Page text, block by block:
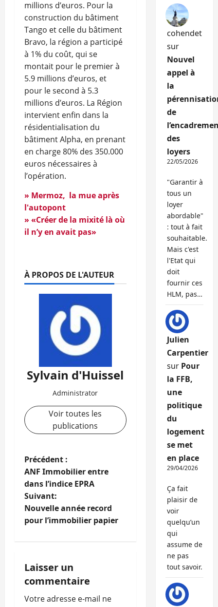
millions d’euros. Pour la
construction du bâtiment
Tango et celle du bâtiment
Bravo, la région a participé
à 1% du coût, qui se
montait pour le premier à
5.9 millions d’euros, et
pour le second à 5.3
millions d’euros. La Région
intervient enfin dans la
résidentialisation du
bâtiment Alpha, en prenant
en charge 80% des 350.000
euros nécessaires à
l’opération.
» Mermoz, la mue après
l'autopont
» «Créer de la mixité là où
il n’y en avait pas»
À PROPOS DE L'AUTEUR
Sylvain d'Huissel
Administrator
Voir toutes les
publications
N
a
v
i
a
t
Précédent :
ANF Immobilier entre
dans l’indice EPRA
Suivant:
Nouvelle année record
pour l’immobilier papier
Laisser un
commentaire
Votre adresse e-mail ne
cohendet
sur
Nouvel
appel à
la
de
des
loyers
22/05/2026
"Garantir à
tous un
loyer
abordable"
: tout à fait
souhaitable.
Mais c'est
l'Etat qui
doit
fournir ces
HLM, pas…
Julien
Carpentier
sur Pour
la FFB,
une
politique
du
logement
se met
en place
29/04/2026
Ça fait
plaisir de
voir
quelqu’un
qui
assume de
ne pas
tout savoir.